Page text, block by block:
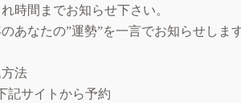
時間までお知らせ下さい。
あなたの”運勢”を一言でお知らせします
法
記サイトから予約